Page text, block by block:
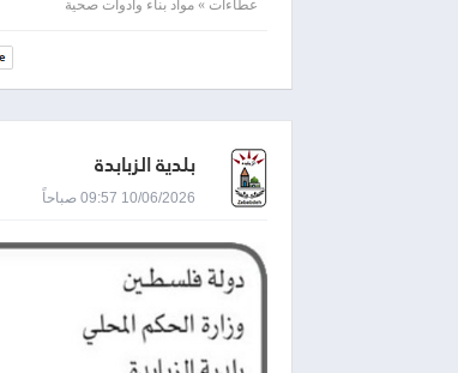
عطاءات » مواد بناء وأدوات صحية
بلدية الزبابدة
10/06/2026 09:57 صباحاً